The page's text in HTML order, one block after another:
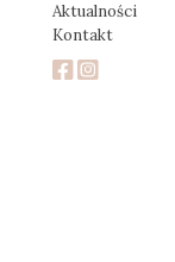
Aktualności
Kontakt